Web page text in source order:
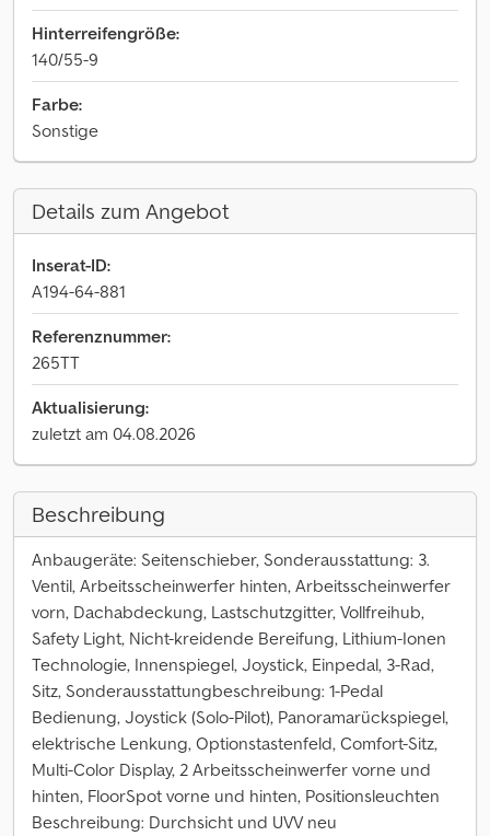
Hinterreifengröße:
140/55-9
Farbe:
Sonstige
Details zum Angebot
Inserat-ID:
A194-64-881
Referenznummer:
265TT
Aktualisierung:
zuletzt am 04.08.2026
Beschreibung
Anbaugeräte: Seitenschieber, Sonderausstattung: 3.
Ventil, Arbeitsscheinwerfer hinten, Arbeitsscheinwerfer
vorn, Dachabdeckung, Lastschutzgitter, Vollfreihub,
Safety Light, Nicht-kreidende Bereifung, Lithium-Ionen
Technologie, Innenspiegel, Joystick, Einpedal, 3-Rad,
Sitz, Sonderausstattungbeschreibung: 1-Pedal
Bedienung, Joystick (Solo-Pilot), Panoramarückspiegel,
elektrische Lenkung, Optionstastenfeld, Comfort-Sitz,
Multi-Color Display, 2 Arbeitsscheinwerfer vorne und
hinten, FloorSpot vorne und hinten, Positionsleuchten
Beschreibung: Durchsicht und UVV neu